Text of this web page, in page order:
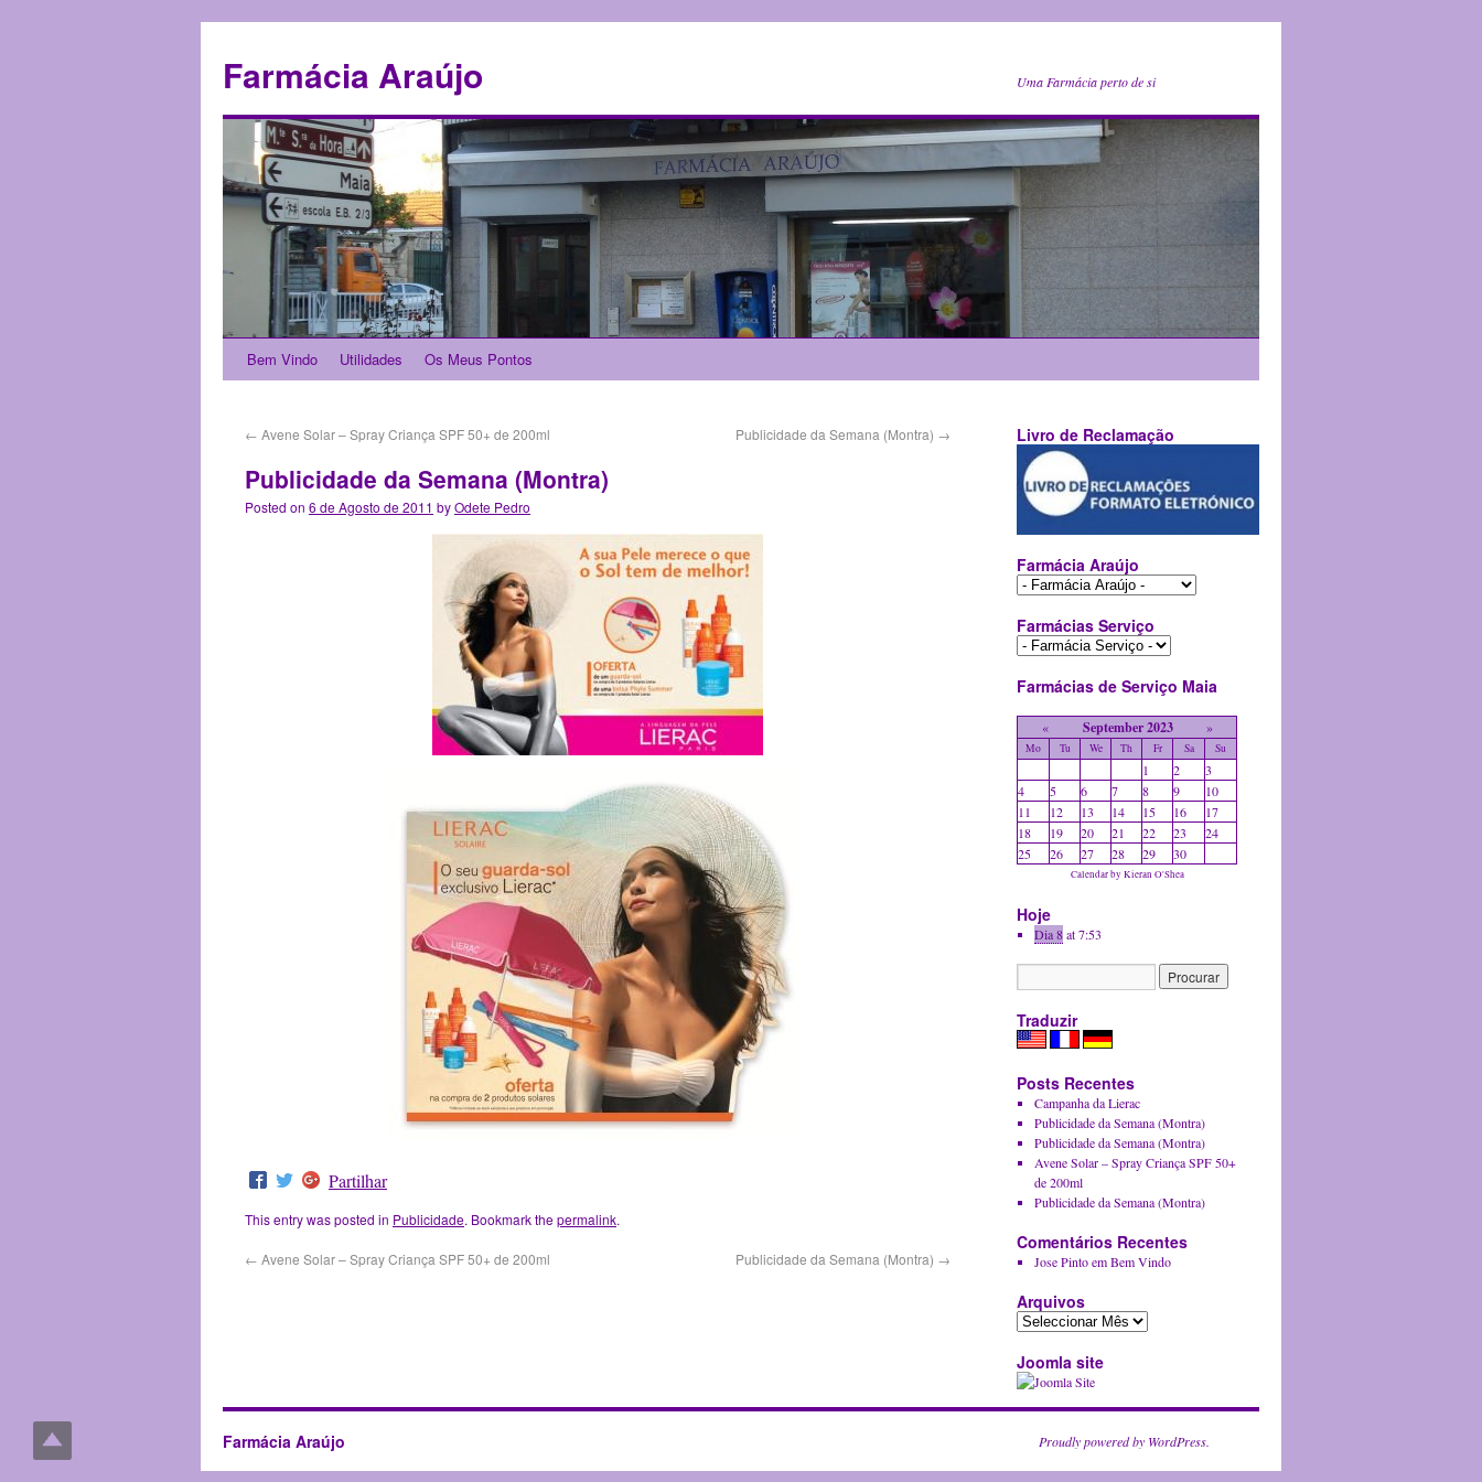
Farmácia Araújo Uma Farmácia perto de si
Bem Vindo Utilidades Os Meus Pontos
← Avene Solar – Spray Criança SPF 50+ de 200ml Publicidade da Semana (Montra) →
Publicidade da Semana (Montra)
Posted on 6 de Agosto de 2011 byOdete Pedro
Partilhar
This entry was posted in Publicidade. Bookmark thepermalink.
← Avene Solar – Spray Criança SPF 50+ de 200ml Publicidade da Semana (Montra) →
Livro de Reclamação
Farmácia Araújo
Farmácias Serviço
Farmácias de Serviço Maia
« September 2023 »
Mo Tu We Th Fr Sa Su
1 2
3
4
5 6 7 8 9
10
11
12 13 14 15 16
17
18
19 20 21 22 23
24
25
26 27 28 29 30
Calendar by Kieran O'Shea
Hoje
Dia 8at 7:53
Traduzir
Posts Recentes
Campanha da Lierac
Publicidade da Semana (Montra)
Publicidade da Semana (Montra)
Avene Solar – Spray Criança SPF 50+
de 200ml
Publicidade da Semana (Montra)
Comentários Recentes
Jose Pinto emBem Vindo
Arquivos
Joomla site
Farmácia Araújo Proudly powered by WordPress.